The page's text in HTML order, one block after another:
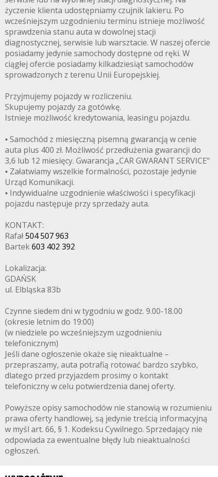
życzenie klienta udostępniamy czujnik lakieru. Po
wcześniejszym uzgodnieniu terminu istnieje możliwość
sprawdzenia stanu auta w dowolnej stacji
diagnostycznej, serwisie lub warsztacie. W naszej ofercie
posiadamy jedynie samochody dostępne od ręki. W
ciągłej ofercie posiadamy kilkadziesiąt samochodów
sprowadzonych z terenu Unii Europejskiej.
Przyjmujemy pojazdy w rozliczeniu.
Skupujemy pojazdy za gotówkę.
Istnieje możliwość kredytowania, leasingu pojazdu.
⦁ Samochód z miesięczną pisemną gwarancją w cenie
auta plus 400 zł. Możliwość przedłużenia gwarancji do
3,6 lub 12 miesięcy. Gwarancja „CAR GWARANT SERVICE"
⦁ Załatwiamy wszelkie formalności, pozostaje jedynie
Urząd Komunikacji.
⦁ Indywidualne uzgodnienie właściwości i specyfikacji
pojazdu następuje przy sprzedaży auta.
KONTAKT:
Rafał504 507 963
Bartek603 402 392
Lokalizacja:
GDAŃSK
ul. Elbląska 83b
Czynne siedem dni w tygodniu w godz. 9.00-18.00
(okresie letnim do 19:00)
(w niedziele po wcześniejszym uzgodnieniu
telefonicznym)
Jeśli dane ogłoszenie okaże się nieaktualne –
przepraszamy, auta potrafią rotować bardzo szybko,
dlatego przed przyjazdem prosimy o kontakt
telefoniczny w celu potwierdzenia danej oferty.
Powyższe opisy samochodów nie stanowią w rozumieniu
prawa oferty handlowej, są jedynie treścią informacyjną
w myśl art. 66, § 1. Kodeksu Cywilnego. Sprzedający nie
odpowiada za ewentualne błędy lub nieaktualności
ogłoszeń.